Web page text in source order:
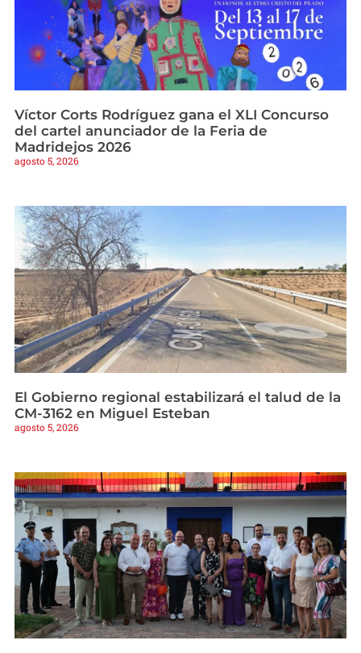
Víctor Corts Rodríguez gana el XLI Concurso
del cartel anunciador de la Feria de
Madridejos 2026
agosto 5, 2026
El Gobierno regional estabilizará el talud de la
CM-3162 en Miguel Esteban
agosto 5, 2026